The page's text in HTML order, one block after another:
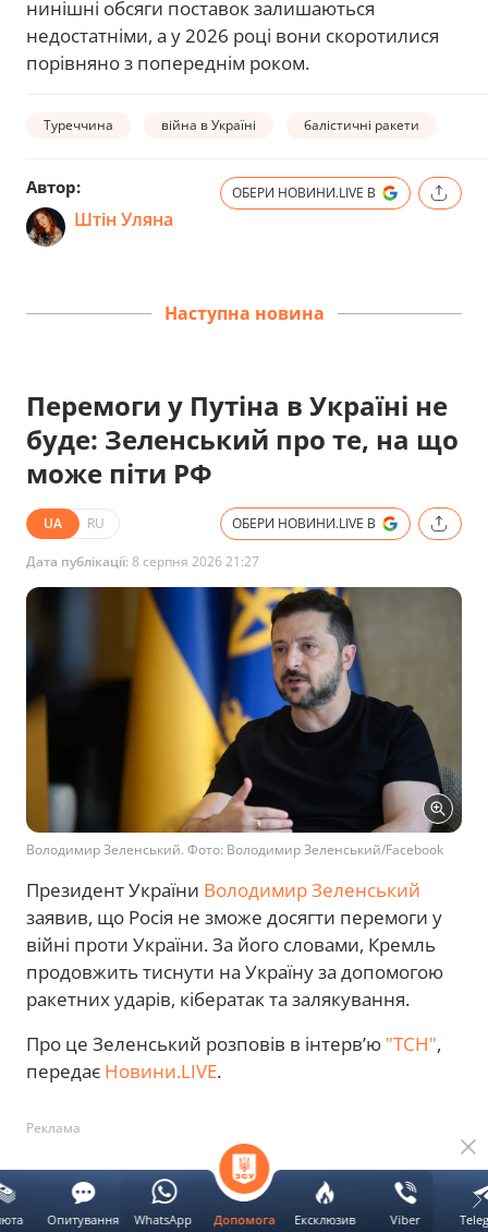
нинішні обсяги поставок залишаються
недостатніми, а у 2026 році вони скоротилися
порівняно з попереднім роком.
Туреччина війна в Україні балістичні ракети
Автор:
Штін Уляна
ОБЕРИ НОВИНИ.LIVE В
Наступна новина
Перемоги у Путіна в Україні не
буде: Зеленський про те, на що
може піти РФ
UA RU ОБЕРИ НОВИНИ.LIVE В
Дата публікації:8 серпня 2026 21:27
Володимир Зеленський. Фото: Володимир Зеленський/Facebook
Президент України Володимир Зеленський
заявив, що Росія не зможе досягти перемоги у
війні проти України. За його словами, Кремль
продовжить тиснути на Україну за допомогою
ракетних ударів, кібератак та залякування.
Про це Зеленський розповів в інтерв’ю "ТСН",
передає Новини.LIVE.
Реклама
Допомога Ексклюзив Viber
Опитування WhatsApp